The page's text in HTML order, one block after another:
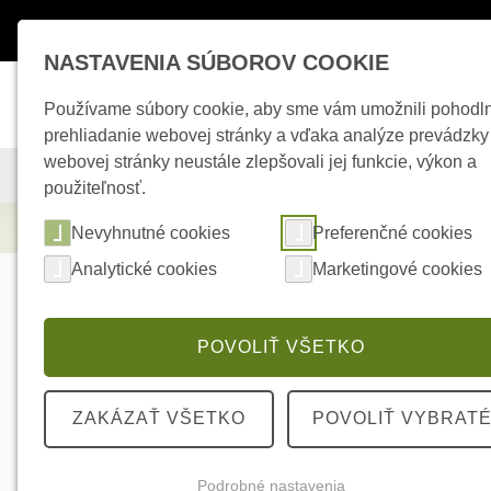
KAMEROVÉ SYSTÉMY ZABEZPEČOVACIE SYSTÉMY
Zabezpečovacie systémy AJAX
NASTAVENIA SÚBOROV COOKIE
Používame súbory cookie, aby sme vám umožnili
prehliadanie webovej stránky a vďaka analýze prevádzky
webovej stránky neustále zlepšovali jej funkcie, výkon a
použiteľnosť.
Nevyhnutné cookies
Preferenčné cookies
Analytické cookies
Marketingové cookies
POVOLIŤ VŠETKO
ZAKÁZAŤ VŠETKO POVOLIŤ VYBRATÉ
Podrobné nastavenia